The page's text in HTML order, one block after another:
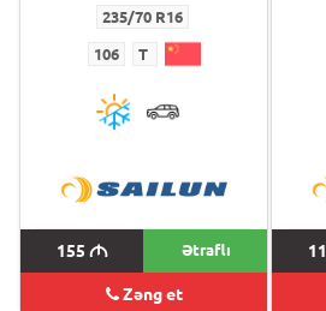
235/70 R16
106 T
155 M Ətraflı
Zəng et